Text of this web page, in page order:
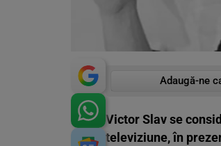
Adaugă-ne
Victor Slav se
televiziune, în